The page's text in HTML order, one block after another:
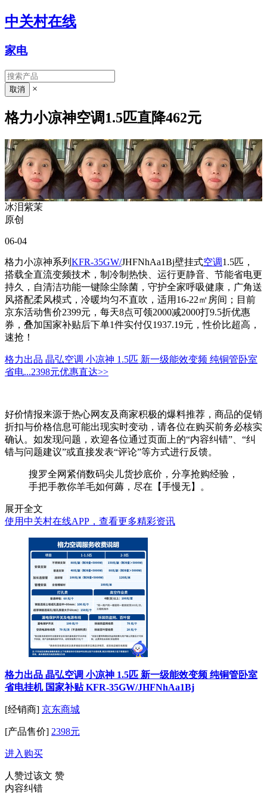
中关村在线
家电
×
格力小凉神空调1.5匹直降462元
冰泪紫茉
原创
06-04
格力小凉神系列 KFR-35GW/JHFNhAa1Bj壁挂式空调1.5匹，
搭载全直流变频技术，制冷制热快、运行更静音、节能省电更
持久，自清洁功能一键除尘除菌，守护全家呼吸健康，广角送
风搭配柔风模式，冷暖均匀不直吹，适用16-22㎡房间；目前
京东活动售价2399元，每天8点可领2000减2000打9.5折优惠
券，叠加国家补贴后下单1件实付仅1937.19元，性价比超高，
速抢！
格力出品 晶弘空调 小凉神 1.5匹 新一级能效变频 纯铜管卧室
省电...2398元优惠直达>>
好价情报来源于热心网友及商家积极的爆料推荐，商品的促销
折扣与价格信息可能出现实时变动，请各位在购买前务必核实
确认。如发现问题，欢迎各位通过页面上的“内容纠错”、“纠
错与问题建议”或直接发表“评论”等方式进行反馈。
搜罗全网紧俏数码尖儿货抄底价，分享抢购经验，
手把手教你羊毛如何薅，尽在【手慢无】。
展开全文
使用中关村在线APP，查看更多精彩资讯
格力出品 晶弘空调 小凉神 1.5匹 新一级能效变频 纯铜管卧室
省电挂机 国家补贴 KFR-35GW/JHFNhAa1Bj
[经销商] 京东商城
[产品售价] 2398元
进入购买
人赞过该文 赞
内容纠错